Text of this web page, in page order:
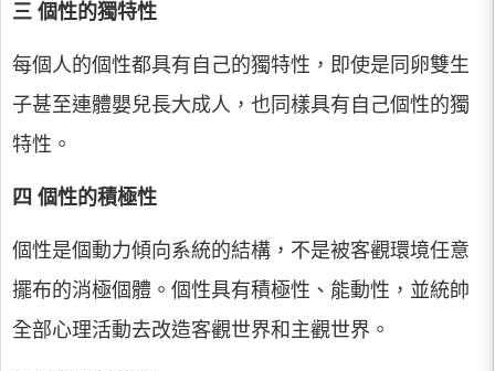
三 個性的獨特性
每個人的個性都具有自己的獨特性，即使是同卵雙生
子甚至連體嬰兒長大成人，也同樣具有自己個性的獨
特性。
四 個性的積極性
個性是個動力傾向系統的結構，不是被客觀環境任意
擺布的消極個體。個性具有積極性、能動性，並統帥
全部心理活動去改造客觀世界和主觀世界。